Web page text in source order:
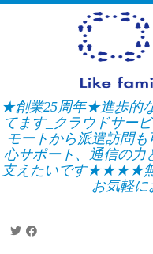
Skip
★創業25周年★進歩的
てます_クラウドサー
モートから派遣訪問
心サポート、通信の力
支えたいです★★★★無
お気軽に